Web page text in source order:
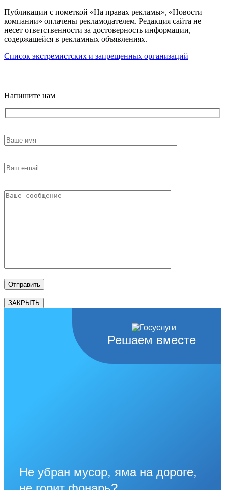
Публикации с пометкой «На правах рекламы», «Новости
компании» оплачены рекламодателем. Редакция сайта не
несет ответственности за достоверность информации,
содержащейся в рекламных объявлениях.
Список экстремистских и запрещенных организаций
Напишите нам
ЗАКРЫТЬ
Решаем вместе
Не убран мусор, яма на дороге,